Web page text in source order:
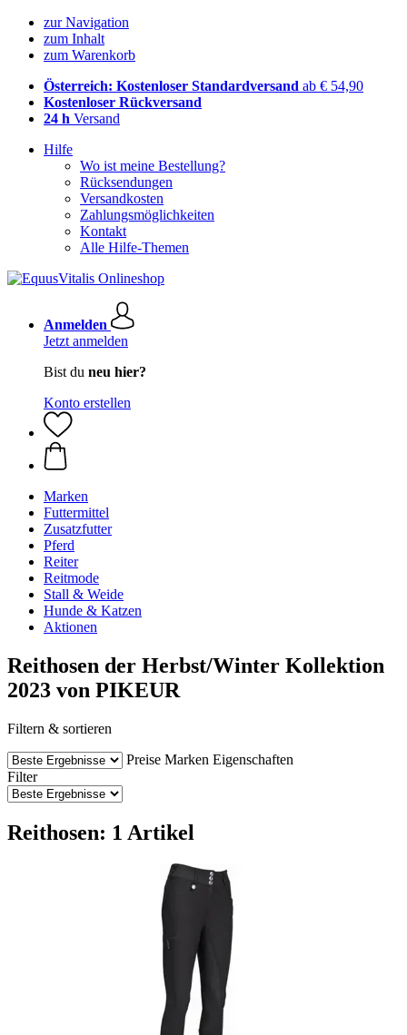
zur Navigation
zum Inhalt
zum Warenkorb
Österreich: Kostenloser Standardversand ab € 54,90
Kostenloser Rückversand
24 h Versand
Hilfe
Wo ist meine Bestellung?
Rücksendungen
Versandkosten
Zahlungsmöglichkeiten
Kontakt
Alle Hilfe-Themen
Anmelden
Jetzt anmelden
Bist du neu hier?
Konto erstellen
Marken
Futtermittel
Zusatzfutter
Pferd
Reiter
Reitmode
Stall & Weide
Hunde & Katzen
Aktionen
Reithosen der Herbst/Winter Kollektion
2023 von PIKEUR
Filtern & sortieren
Preise Marken Eigenschaften
Filter
Reithosen: 1 Artikel